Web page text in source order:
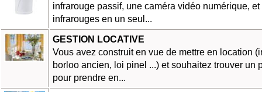
infrarouge passif, une caméra vidéo numérique,
infrarouges en un seul...
GESTION LOCATIVE
Vous avez construit en vue de mettre en location
borloo ancien, loi pinel ...) et souhaitez trouver un
pour prendre en...